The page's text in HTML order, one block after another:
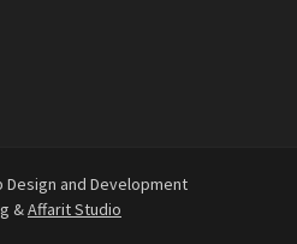
and Development
&Affarit Studio